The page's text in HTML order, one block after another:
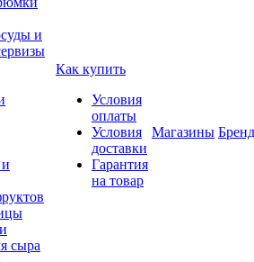
и
сыра
Как купить
Условия
оплаты
Условия
доставки
Гарантия
на товар
Магазины